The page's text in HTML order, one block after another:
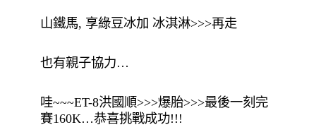
山鐵馬, 享綠豆冰加 冰淇淋>>>再走
也有親子協力…
哇~~~ET-8洪國順>>>爆胎>>>最後一刻完
賽160K…恭喜挑戰成功!!!